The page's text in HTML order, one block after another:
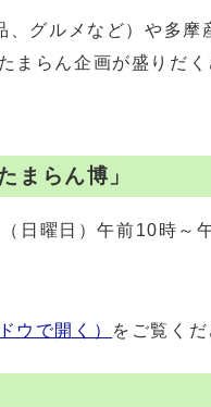
グルメなど）や多
まらん企画が盛りだく
まらん博」
日曜日）午前10時～
ウで開く） をご覧くだ